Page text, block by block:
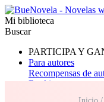
Mi biblioteca
Buscar
PARTICIPA Y
Para autores
Recompensas de
Ranking